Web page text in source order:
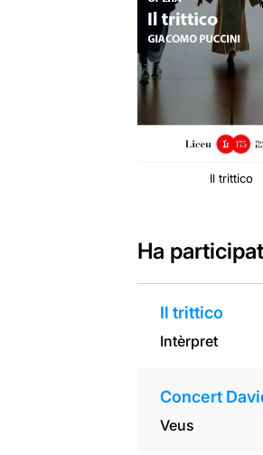
Il trittico
Ha
Il trittico
Intèrpret
Concert
Veus